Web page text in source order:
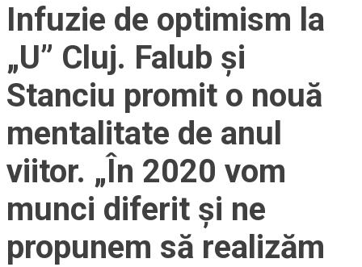
Infuzie de optimism la
„U” Cluj. Falub și
Stanciu promit o nouă
mentalitate de anul
viitor. „În 2020 vom
munci diferit și ne
propunem să realizăm